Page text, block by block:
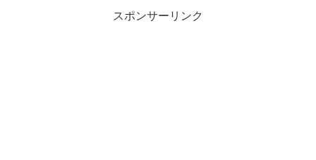
よね！ 勝つためにはそれぞれの体
の大きさや重さが関係してきます
ス」と言いながら、 綱引きをした
記憶があります。 しかし子どもの
スポンサーリンク